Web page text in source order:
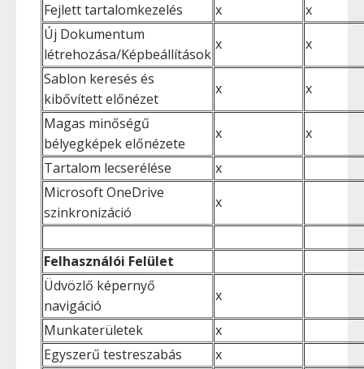
Fejlett tartalomkezelés
x
x
Új Dokumentum
létrehozása/Képbeállítások
x
x
Sablon keresés és
kibővített előnézet
x
x
Magas minőségű
bélyegképek előnézete
x
x
Tartalom lecserélése
x
Microsoft OneDrive
szinkronizáció
x
Felhasználói Felület
Üdvözlő képernyő
navigáció
x
Munkaterületek
x
Egyszerű testreszabás
x